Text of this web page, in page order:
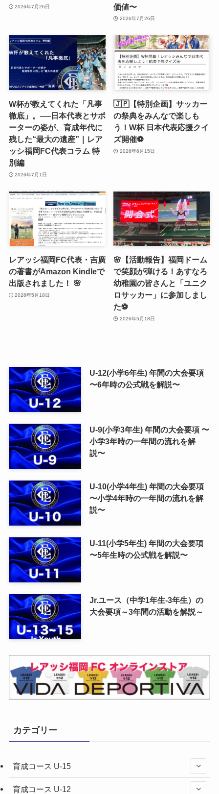
2026年7月26日
価値〜
2026年7月26日
W杯が教えてくれた「凡事
徹底」。──日本代表とサポ
ーターの姿が、育成年代に
残した“最大の遺産”｜レア
ッシ福岡FC代表コラム 特
別編
2026年7月1日
🇯🇵【特別企画】サッカー
の祭典をみんなで楽しも
う！W杯 日本代表応援クイ
ズ開催⚽️
2026年6月15日
レアッシ福岡FC代表・吉廣
の著書がAmazon Kindleで
出版されました！ 🌸
2026年5月18日
🌸【活動報告】福岡ドーム
で笑顔が弾ける！あすなろ
幼稚園の皆さんと「ユニク
ロサッカー」に参加しまし
た⚽️
2026年5月18日
U-12(小学6年生) 年間の大会要項
〜6年時の公式戦を解説〜
U-9(小学3年生) 年間の大会要項 〜
小学3年時の一年間の流れを解
説〜
U-10(小学4年生) 年間の大会要項
〜小学4年時の一年間の流れを解
説〜
U-11(小学5年生) 年間の大会要項
〜5年生時の公式戦を解説〜
Jr.ユース（中学1年生-3年生）の
大会要項～3年間の活動を解説～
カテゴリー
育成コース U-15
育成コース U-12